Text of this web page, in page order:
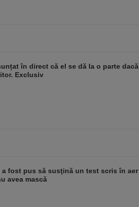
în direct că el se dă la o parte dacă
Exclusiv
a fost pus să susţină un test scris în aer
avea mască